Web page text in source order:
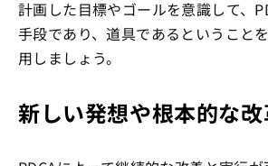
計画した目標やゴールを意識して、
手段であり、道具であるということ
用しましょう。
新しい発想や根本的な